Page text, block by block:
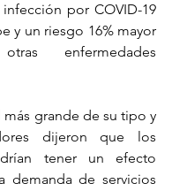
por COVID-19
y un riesgo 16% mayor
enfermedades
más grande de su tipo y
dijeron que los
tener un efecto
demanda de servicios